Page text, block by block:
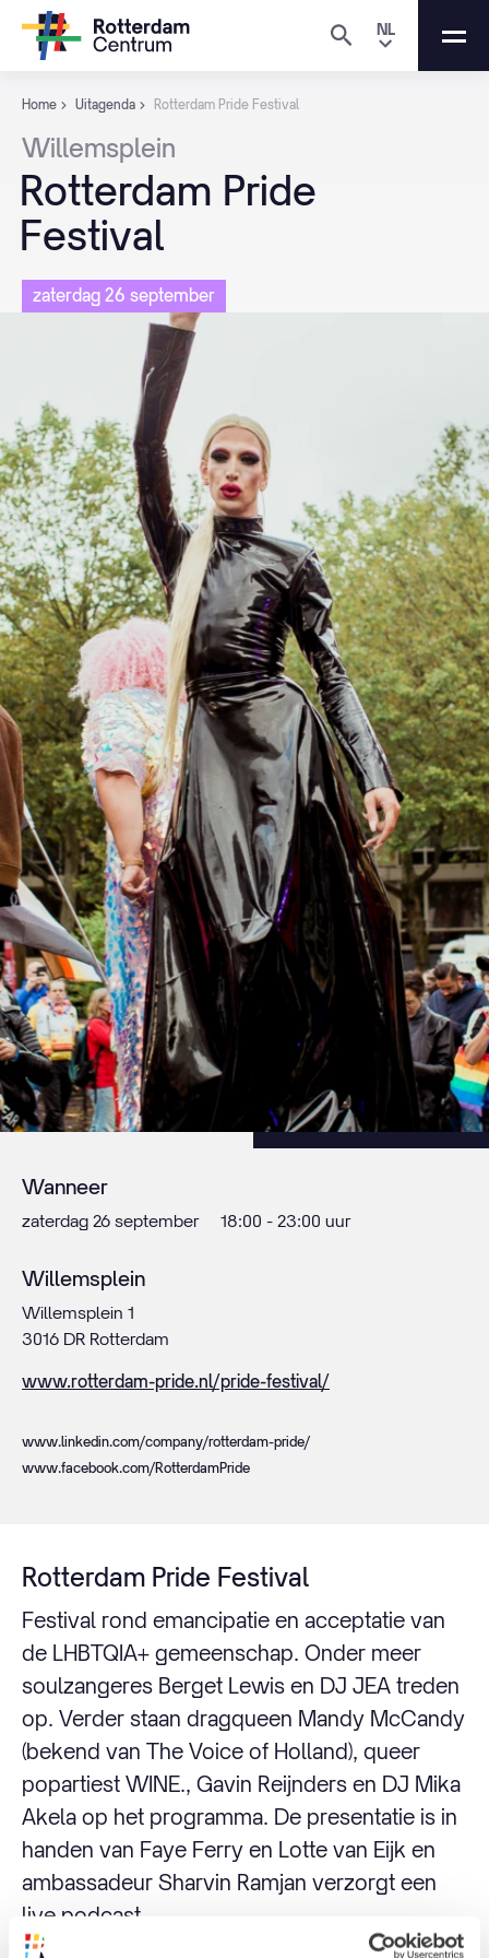
NL
Home Uitagenda Rotterdam Pride Festival
Willemsplein
Rotterdam Pride
Festival
zaterdag 26 september
Wanneer
zaterdag 26 september 18:00 - 23:00 uur
Willemsplein
Willemsplein 1
3016 DR Rotterdam
www.rotterdam-pride.nl/pride-festival/
www.linkedin.com/company/rotterdam-pride/
www.facebook.com/RotterdamPride
Rotterdam Pride Festival
Festival rond emancipatie en acceptatie van
de LHBTQIA+ gemeenschap. Onder meer
soulzangeres Berget Lewis en DJ JEA treden
op. Verder staan dragqueen Mandy McCandy
(bekend van The Voice of Holland), queer
popartiest WINE., Gavin Reijnders en DJ Mika
Akela op het programma. De presentatie is in
handen van Faye Ferry en Lotte van Eijk en
ambassadeur Sharvin Ramjan verzorgt een
live podcast.